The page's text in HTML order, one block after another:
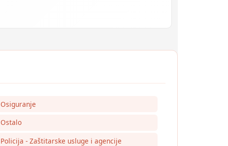
Osiguranje
Ostalo
Policija - Zaštitarske usluge i agencije